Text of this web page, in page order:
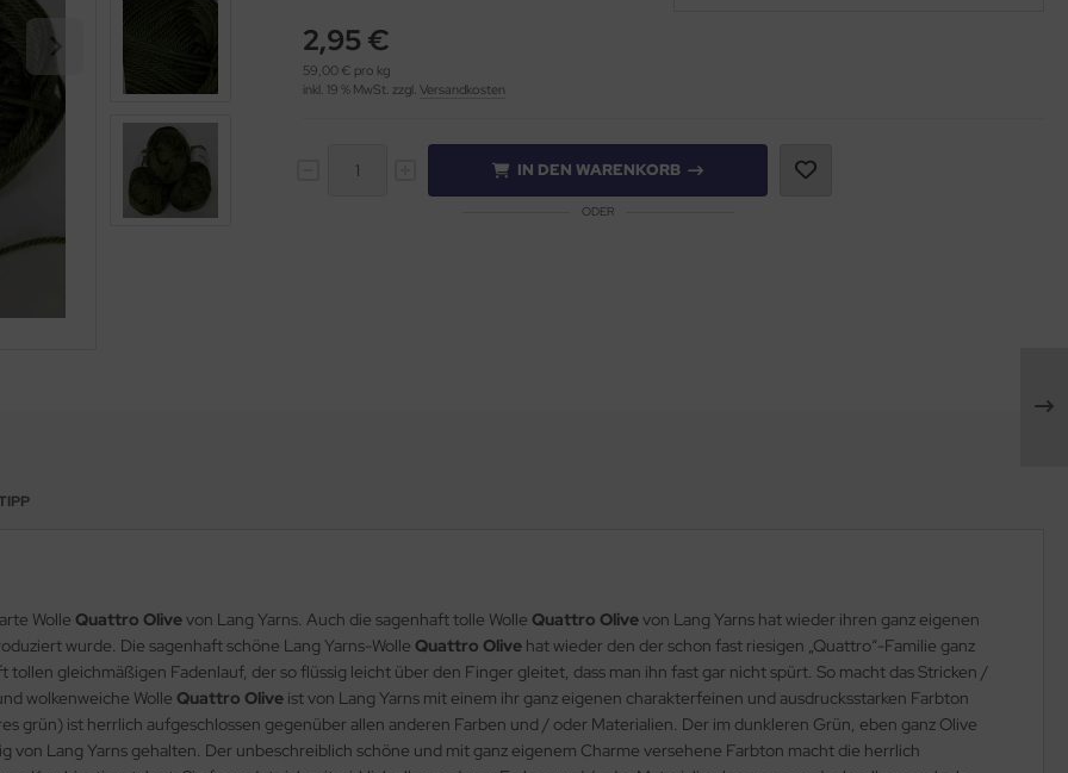
2,95 €
59,00 € pro kg
inkl. 19 % MwSt. zzgl. Versandkosten
IN DEN WARENKORB
ODER
Wolle Quattro Olivevon Lang Yarns. Auch die sagenhaft tolle Wolle Quattro Olivevon Lang Yarns hat wieder ihren ganz eigenen
wurde. Die sagenhaft schöne Lang Yarns-Wolle Quattro Olive hat wieder den der schon fast riesigen „Quattro“-Familie ganz
gleichmäßigen Fadenlauf, der so flüssig leicht über den Finger gleitet, dass man ihn fast gar nicht spürt. So macht das Stricken /
wolkenweiche Wolle Quattro Olive ist von Lang Yarns mit einem ihr ganz eigenen charakterfeinen und ausdrucksstarken Farbton
grün) ist herrlich aufgeschlossen gegenüber allen anderen Farben und / oder Materialien. Der im dunkleren Grün, eben ganz Olive
Lang Yarns gehalten. Der unbeschreiblich schöne und mit ganz eigenem Charme versehene Farbton macht die herrlich